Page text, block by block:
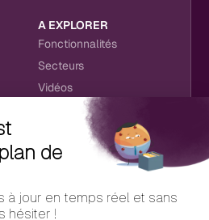
A EXPLORER
Fonctionnalités
Secteurs
Vidéos
RÉSEAUX SOCIAUX
Youtube